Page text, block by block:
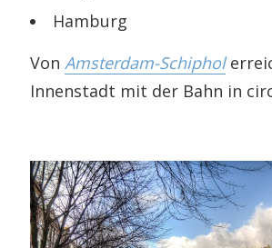
Hamburg
Von Amsterdam-Schiphol
Innenstadt mit der Bahn in